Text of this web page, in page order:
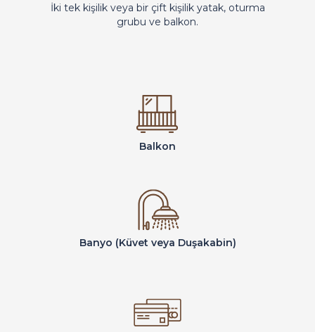
İki tek kişilik veya bir çift kişilik yatak, oturma
grubu ve balkon.
Balkon
Banyo (Küvet veya Duşakabin)